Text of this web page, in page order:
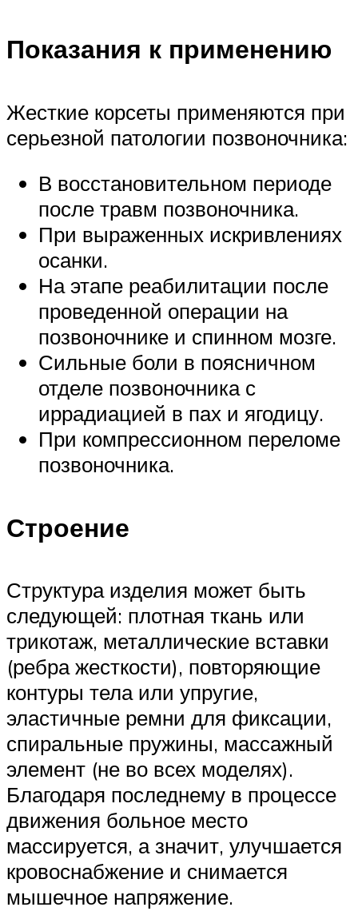
Показания к применению
Жесткие корсеты применяются при
серьезной патологии позвоночника:
В восстановительном периоде
после травм позвоночника.
При выраженных искривлениях
осанки.
На этапе реабилитации после
проведенной операции на
позвоночнике и спинном мозге.
Сильные боли в поясничном
отделе позвоночника с
иррадиацией в пах и ягодицу.
При компрессионном переломе
позвоночника.
Строение
Структура изделия может быть
следующей: плотная ткань или
трикотаж, металлические вставки
(ребра жесткости), повторяющие
контуры тела или упругие,
эластичные ремни для фиксации,
спиральные пружины, массажный
элемент (не во всех моделях).
Благодаря последнему в процессе
движения больное место
массируется, а значит, улучшается
кровоснабжение и снимается
мышечное напряжение.